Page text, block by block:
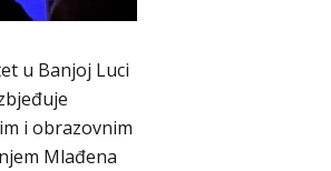
u Banjoj Luci
i obrazovnim
Mlađena